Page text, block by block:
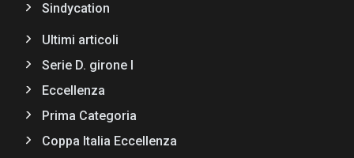
Sindycation
Ultimi articoli
Serie D. girone I
Eccellenza
Prima Categoria
Coppa Italia Eccellenza